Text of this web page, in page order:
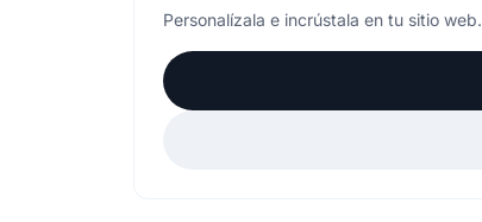
Personalízala e incrústala en tu sitio web.